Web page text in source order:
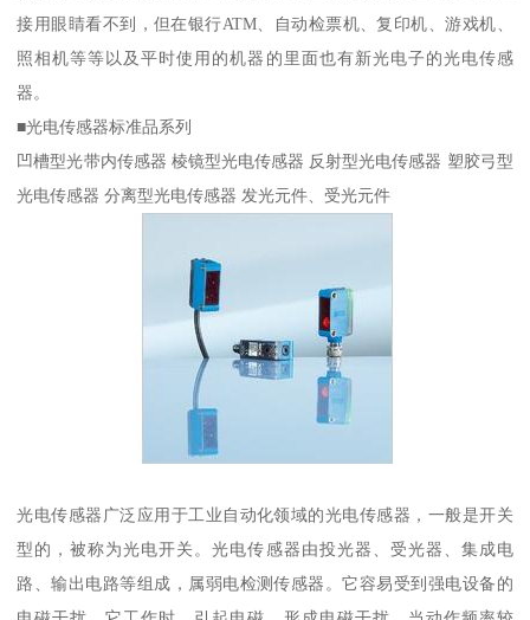
接用眼睛看不到，但在银行ATM、自动检票机、复印机、游戏机、
照相机等等以及平时使用的机器的里面也有新光电子的光电传感
器。
■光电传感器标准品系列
凹槽型光带内传感器 棱镜型光电传感器 反射型光电传感器 塑胶弓型
光电传感器 分离型光电传感器 发光元件、受光元件
光电传感器广泛应用于工业自动化领域的光电传感器，一般是开关
型的，被称为光电开关。光电传感器由投光器、受光器、集成电
路、输出电路等组成，属弱电检测传感器。它容易受到强电设备的